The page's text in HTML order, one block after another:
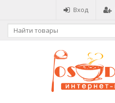
Вход